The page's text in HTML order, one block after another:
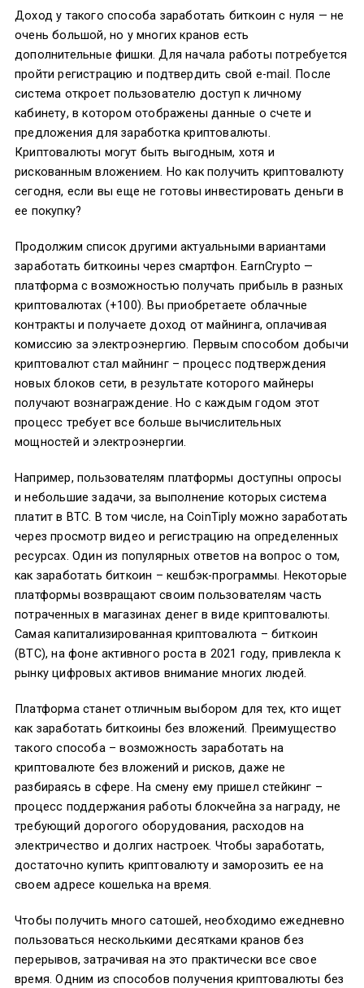
Доход у такого способа заработать биткоин с нуля — не
очень большой, но у многих кранов есть
дополнительные фишки. Для начала работы потребуется
пройти регистрацию и подтвердить свой e-mail. После
система откроет пользователю доступ к личному
кабинету, в котором отображены данные о счете и
предложения для заработка криптовалюты.
Криптовалюты могут быть выгодным, хотя и
рискованным вложением. Но как получить криптовалюту
сегодня, если вы еще не готовы инвестировать деньги в
ее покупку?
Продолжим список другими актуальными вариантами
заработать биткоины через смартфон. EarnCrypto —
платформа с возможностью получать прибыль в разных
криптовалютах (+100). Вы приобретаете облачные
контракты и получаете доход от майнинга, оплачивая
комиссию за электроэнергию. Первым способом добычи
криптовалют стал майнинг – процесс подтверждения
новых блоков сети, в результате которого майнеры
получают вознаграждение. Но с каждым годом этот
процесс требует все больше вычислительных
мощностей и электроэнергии.
Например, пользователям платформы доступны опросы
и небольшие задачи, за выполнение которых система
платит в BTC. В том числе, на CoinTiply можно заработать
через просмотр видео и регистрацию на определенных
ресурсах. Один из популярных ответов на вопрос о том,
как заработать биткоин – кешбэк-программы. Некоторые
платформы возвращают своим пользователям часть
потраченных в магазинах денег в виде криптовалюты.
Самая капитализированная криптовалюта – биткоин
(BTC), на фоне активного роста в 2021 году, привлекла к
рынку цифровых активов внимание многих людей.
Платформа станет отличным выбором для тех, кто ищет
как заработать биткоины без вложений. Преимущество
такого способа – возможность заработать на
криптовалюте без вложений и рисков, даже не
разбираясь в сфере. На смену ему пришел стейкинг –
процесс поддержания работы блокчейна за награду, не
требующий дорогого оборудования, расходов на
электричество и долгих настроек. Чтобы заработать,
достаточно купить криптовалюту и заморозить ее на
своем адресе кошелька на время.
Чтобы получить много сатошей, необходимо ежедневно
пользоваться несколькими десятками кранов без
перерывов, затрачивая на это практически все свое
время. Одним из способов получения криптовалюты без